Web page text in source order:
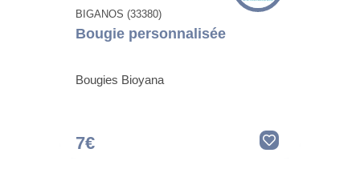
BIGANOS (33380)
Bougie personnalisée
Bougies Bioyana
7€